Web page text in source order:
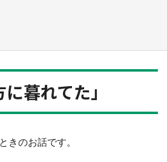
暮れてた」
きのお話です。